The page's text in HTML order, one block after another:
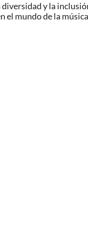
y la
el mundo de la